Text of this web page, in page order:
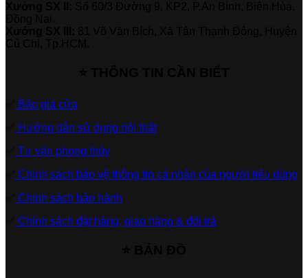
Báo giá cửa
Hướng dẫn sử dụng nội thất
Tư vấn phong thủy
Chính sách bảo vệ thông tin cá nhân của người tiêu dùng
Chính sách bảo hành
Chính sách đặt hàng, giao hàng & đổi trả